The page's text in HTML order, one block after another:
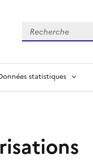
Recherche
statistiques